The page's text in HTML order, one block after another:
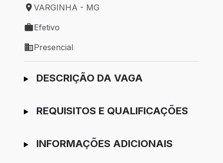
Local de trabalho: VARGINHA - MG
VARGINHA - MG
Tipo de vaga: Efetivo
Efetivo
Modelo de trabalho: Presencial
Presencial
Ir para candidatura
DESCRIÇÃO DA VAGA
REQUISITOS E QUALIFICAÇÕES
INFORMAÇÕES ADICIONAIS